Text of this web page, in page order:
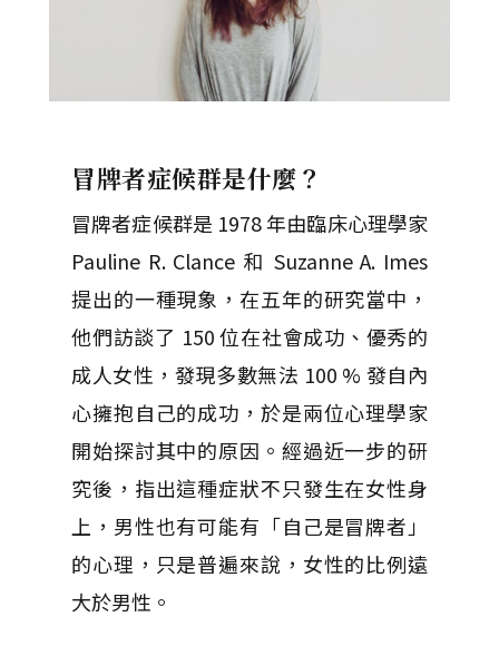
冒牌者症候群是什麼？
冒牌者症候群是 1978 年由臨床心理學家
Pauline R. Clance 和 Suzanne A. Imes
提出的一種現象，在五年的研究當中，
他們訪談了 150 位在社會成功、優秀的
成人女性，發現多數無法 100 % 發自內
心擁抱自己的成功，於是兩位心理學家
開始探討其中的原因。經過近一步的研
究後，指出這種症狀不只發生在女性身
上，男性也有可能有「自己是冒牌者」
的心理，只是普遍來說，女性的比例遠
大於男性。